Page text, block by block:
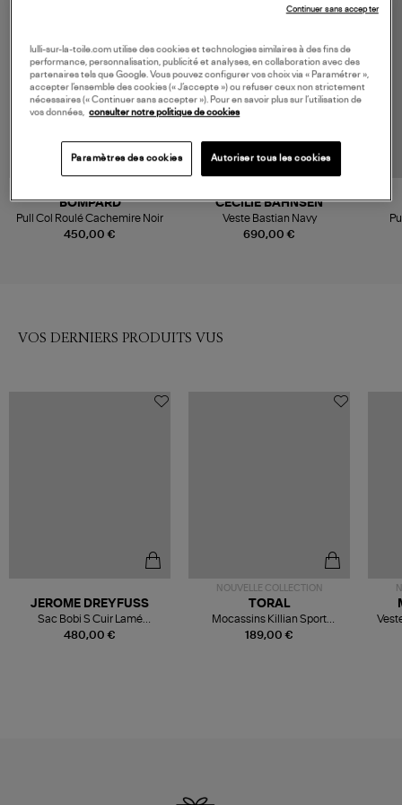
450,00 €
BOMPARD
Pull Col Roulé Cachemire Noir
690,00 €
CECILIE BAHNSEN
Veste Bastian Navy
VOS DERNIERS PRODUITS VUS
480,00 €
JEROME DREYFUSS
Sac Bobi S Cuir Lamé
Champagne
NOUVELLE COLLECTION
189,00 €
TORAL
Mocassins Killian Sport
Mousse
lulli-sur-la-toile.com utilise des cookies et technologies similaires à des fins de
performance, personnalisation, publicité et analyses, en collaboration avec des
partenaires tels que Google. Vous pouvez configurer vos choix via « Paramétrer »,
accepter l’ensemble des cookies (« J’accepte ») ou refuser ceux non strictement
nécessaires (« Continuer sans accepter »). Pour en savoir plus sur l’utilisation de
vos données, consulter notre politique de cookies
Paramètres des cookies Autoriser tous les cookies
Continuer sans accepter